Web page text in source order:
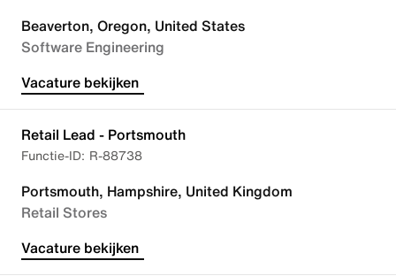
Beaverton, Oregon, United States
Software Engineering
Vacature bekijken
Retail Lead - Portsmouth
R-88738
Portsmouth, Hampshire, United Kingdom
Retail Stores
Vacature bekijken